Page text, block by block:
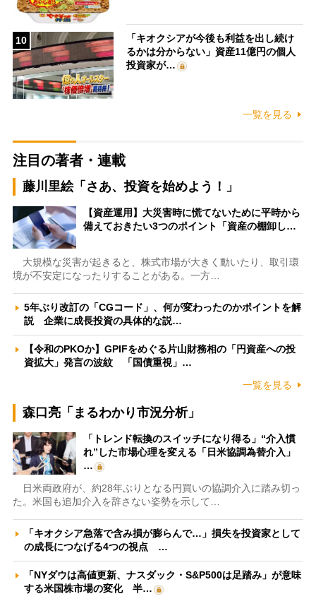
10
「キオクシアが今後も利益を出し続け
るかは分からない」資産11億円の個人
投資家が…
一覧を見る
注目の著者・連載
藤川里絵「さあ、投資を始めよう！」
【資産運用】大災害時に慌てないために平時から
備えておきたい3つのポイント「資産の棚卸し…
大規模な災害が起きると、株式市場が大きく動いたり、取引環
境が不安定になったりすることがある。一方…
5年ぶり改訂の「CGコード」、何が変わったのかポイントを解
説 企業に成長投資の具体的な説…
【令和のPKOか】GPIFをめぐる片山財務相の「円資産への投
資拡大」発言の波紋 「国債重視」…
一覧を見る
森口亮「まるわかり市況分析」
「トレンド転換のスイッチになり得る」“介入慣
れ”した市場心理を変える「日米協調為替介入」
…
日米両政府が、約28年ぶりとなる円買いの協調介入に踏み切っ
た。米国も追加介入を辞さない姿勢を示して…
「キオクシア急落で含み損が膨らんで…」損失を投資家として
の成長につなげる4つの視点 …
「NYダウは高値更新、ナスダック・S&P500は足踏み」が意味
する米国株市場の変化 半…